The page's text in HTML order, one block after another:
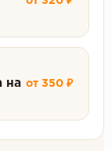
на от 350 ₽